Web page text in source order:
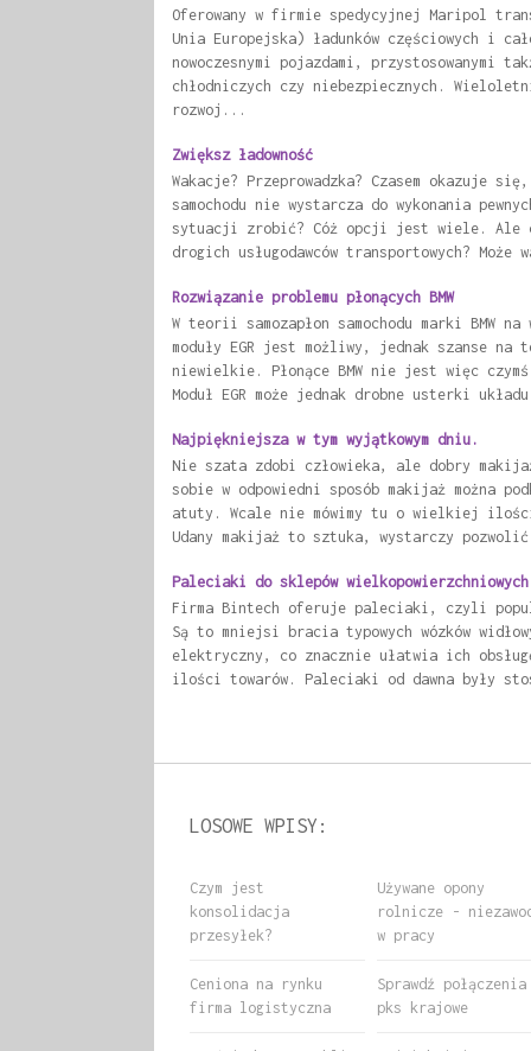
Oferowany w firmie spedycyjnej Maripol
Unia Europejska) ładunków częściowych i
nowoczesnymi pojazdami, przystosowanymi
chłodniczych czy niebezpiecznych.
rozwoj...
Zwiększ ładowność
Wakacje? Przeprowadzka? Czasem okazuje
samochodu nie wystarcza do wykonania
sytuacji zrobić? Cóż opcji jest wiele. Ale
drogich usługodawców transportowych?
Rozwiązanie problemu płonących BMW
W teorii samozapłon samochodu marki BMW
moduły EGR jest możliwy, jednak szanse
niewielkie. Płonące BMW nie jest więc
Moduł EGR może jednak drobne usterki
Najpiękniejsza w tym wyjątkowym dniu.
Nie szata zdobi człowieka, ale dobry
sobie w odpowiedni sposób makijaż można
atuty. Wcale nie mówimy tu o wielkiej
Udany makijaż to sztuka, wystarczy
Paleciaki do sklepów wielkopowierzchniowych
Firma Bintech oferuje paleciaki, czyli
Są to mniejsi bracia typowych wózków
elektryczny, co znacznie ułatwia ich
ilości towarów. Paleciaki od dawna były
LOSOWE WPISY:
Używane opony
rolnicze -
w pracy
Czym jest
konsolidacja
przesyłek?
Sprawdź połączenia
pks krajowe
Ceniona na rynku
firma logistyczna